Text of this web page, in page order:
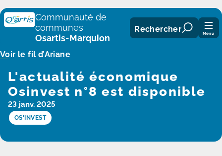
Panneau de gestion des cookies
Communauté de
communes
Osartis-Marquion
Rechercher Menu
Voir le fil d’Ariane
L'actualité économique
Osinvest n°8 est disponible
23 janv. 2025
OS'INVEST